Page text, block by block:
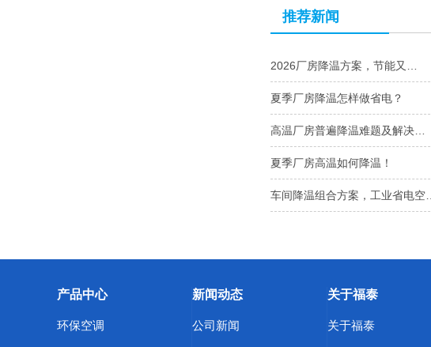
推荐新闻
2026厂房降温方案，节能又…
夏季厂房降温怎样做省电？
高温厂房普遍降温难题及解决…
夏季厂房高温如何降温！
车间降温组合方案，工业省电空…
产品中心
环保空调
新闻动态
公司新闻
关于福泰
关于福泰